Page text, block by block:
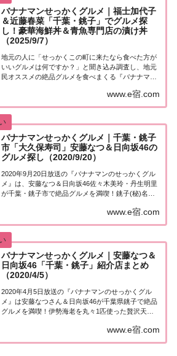
バナナマンせっかくグルメ｜福士加代子
＆近藤春菜「千葉・銚子」でグルメ探
し！豪華海鮮丼＆青魚専門店の漬け丼
（2025/9/7）
地元の人に「せっかくこの町に来たなら食べた方が
いいグルメは何ですか？」と聞き込み調査し、地元
民オススメの絶品グルメを食べまくる『バナナマン
ンのせっかくグルメ』は世界陸上メダリスト福士加
代子＆近藤春菜が千葉県・銚子で絶品グルメを満...
www.e宿.com
バナナマンせっかくグルメ｜千葉・銚子
市「大久保寿司」安藤なつ＆日向坂46の
グルメ探し（2020/9/20）
2020年9月20日放送の『バナナマンのせっかくグル
メ』は、安藤なつ＆日向坂46佐々木美玲・丹生明里
が千葉・銚子市で絶品グルメを満喫！銚子(秘)名物
まとめました！詳しくはこちら！安藤なつ＆日向坂
46佐々木美玲・丹生明里「千葉・銚子市」...
www.e宿.com
バナナマンせっかくグルメ｜安藤なつ＆
日向坂46「千葉・銚子」紹介店まとめ
（2020/4/5）
2020年4月5日放送の『バナナマンのせっかくグル
メ』は安藤なつさん＆日向坂46が千葉県銚子で絶品
グルメを満喫！伊勢海老を丸々1匹使った贅沢天
店はこちら！安藤なつさん＆日向坂46「千葉・銚
子」地元の人に「せっかくこの町に来たなら食べ...
www.e宿.com